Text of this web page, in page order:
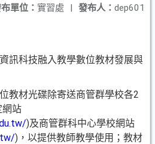
發布人： dep601
單位： 實習處 |
訊科技融入教學數位教材發展與
教材光碟除寄送商管群學校各2
網站
)及商管群科中心學校網站
)，以提供教師教學使用；教材